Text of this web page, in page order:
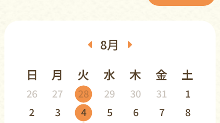
8月
日 月 火 水 木 金 土
26 27 28 29 30 31
1
2
3 4 5 6 7
8